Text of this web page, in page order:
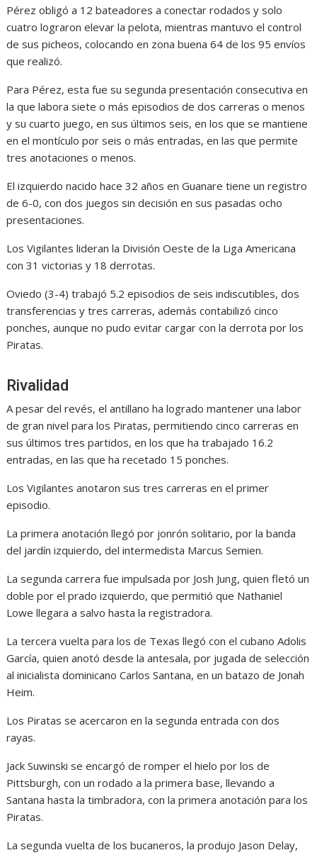
Pérez obligó a 12 bateadores a conectar rodados y solo
cuatro lograron elevar la pelota, mientras mantuvo el control
de sus picheos, colocando en zona buena 64 de los 95 envíos
que realizó.
Para Pérez, esta fue su segunda presentación consecutiva en
la que labora siete o más episodios de dos carreras o menos
y su cuarto juego, en sus últimos seis, en los que se mantiene
en el montículo por seis o más entradas, en las que permite
tres anotaciones o menos.
El izquierdo nacido hace 32 años en Guanare tiene un registro
de 6-0, con dos juegos sin decisión en sus pasadas ocho
presentaciones.
Los Vigilantes lideran la División Oeste de la Liga Americana
con 31 victorias y 18 derrotas.
Oviedo (3-4) trabajó 5.2 episodios de seis indiscutibles, dos
transferencias y tres carreras, además contabilizó cinco
ponches, aunque no pudo evitar cargar con la derrota por los
Piratas.
Rivalidad
A pesar del revés, el antillano ha logrado mantener una labor
de gran nivel para los Piratas, permitiendo cinco carreras en
sus últimos tres partidos, en los que ha trabajado 16.2
entradas, en las que ha recetado 15 ponches.
Los Vigilantes anotaron sus tres carreras en el primer
episodio.
La primera anotación llegó por jonrón solitario, por la banda
del jardín izquierdo, del intermedista Marcus Semien.
La segunda carrera fue impulsada por Josh Jung, quien fletó un
doble por el prado izquierdo, que permitió que Nathaniel
Lowe llegara a salvo hasta la registradora.
La tercera vuelta para los de Texas llegó con el cubano Adolis
García, quien anotó desde la antesala, por jugada de selección
al inicialista dominicano Carlos Santana, en un batazo de Jonah
Heim.
Los Piratas se acercaron en la segunda entrada con dos
rayas.
Jack Suwinski se encargó de romper el hielo por los de
Pittsburgh, con un rodado a la primera base, llevando a
Santana hasta la timbradora, con la primera anotación para los
Piratas.
La segunda vuelta de los bucaneros, la produjo Jason Delay,